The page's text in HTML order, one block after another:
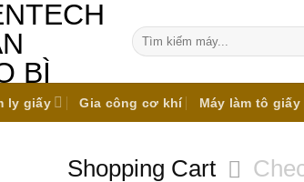
Tìm
kiếm:
ly giấy Gia công cơ khí Máy làm tô giấy
Shopping Cart